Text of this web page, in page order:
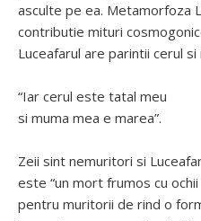
asculte pe ea. Metamorfoza
contributie mituri
Luceafarul are parintii cerul si
“Iar cerul este tatal meu
si muma mea e marea”.
Zeii sint nemuritori si
este “un mort frumos cu
pentru muritorii de rind o